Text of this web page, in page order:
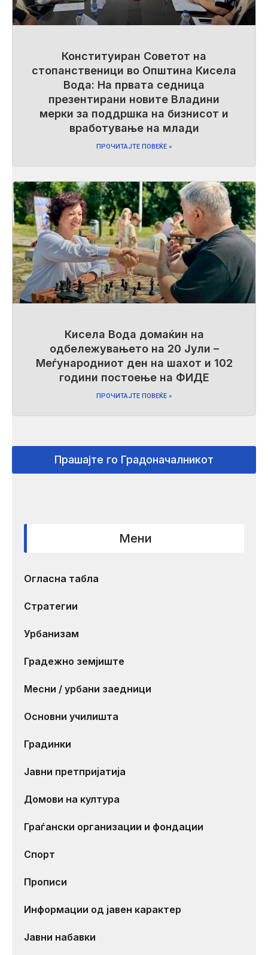
Конституиран Советот на
стопанственици во Општина Кисела
Вода: На првата седница
презентирани новите Владини
мерки за поддршка на бизнисот и
вработување на млади
ПРОЧИТАЈТЕ ПОВЕЌЕ »
Кисела Вода домаќин на
одбележувањето на 20 Јули –
Меѓународниот ден на шахот и 102
години постоење на ФИДЕ
ПРОЧИТАЈТЕ ПОВЕЌЕ »
Прашајте го Градоначалникот
Мени
Огласна табла
Стратегии
Урбанизам
Градежно земјиште
Месни / урбани заедници
Основни училишта
Градинки
Јавни претпријатија
Домови на култура
Граѓански организации и фондации
Спорт
Прописи
Информации од јавен карактер
Јавни набавки